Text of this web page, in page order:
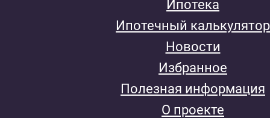
Ипотека
Ипотечный калькулятор
Новости
Избранное
Полезная информация
О проекте